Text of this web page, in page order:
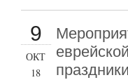
9
ОКТ
18